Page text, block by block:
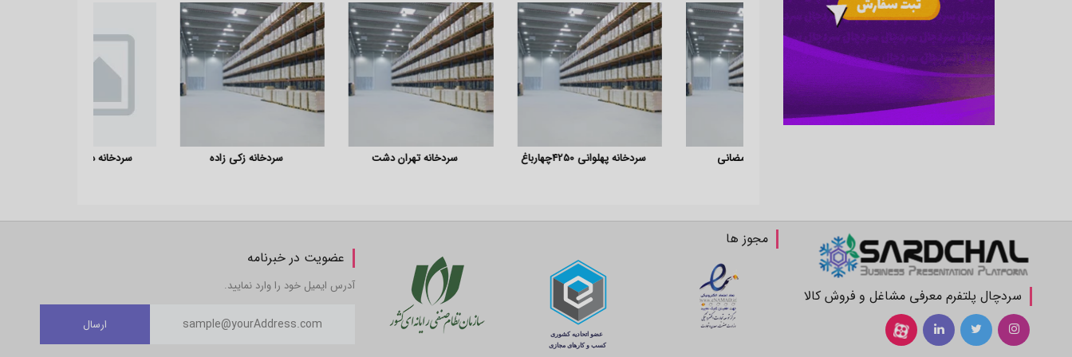
سردخانه پهلوانی 4250چهارباغ سردخانه تهران دشت سردخانه زکی زاده سردخانه دهقان محمدشهر
سردچال پلتفرم معرفی مشاغل و فروش کالا
مجوز ها
عضویت در خبرنامه
آدرس ایمیل خود را وارد نمایید.
ارسال